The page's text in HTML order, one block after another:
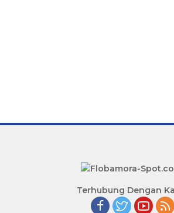
Terhubung Dengan